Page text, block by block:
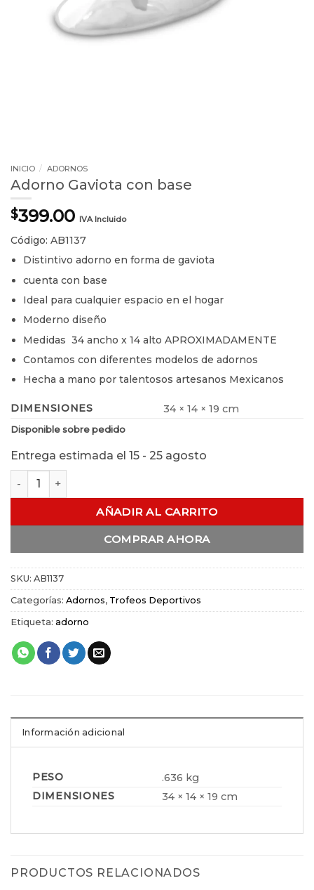
INICIO / ADORNOS
Adorno Gaviota con base
$399.00 IVA Incluido
Código: AB1137
Distintivo adorno en forma de gaviota
cuenta con base
Ideal para cualquier espacio en el hogar
Moderno diseño
Medidas 34 ancho x 14 alto APROXIMADAMENTE
Contamos con diferentes modelos de adornos
Hecha a mano por talentosos artesanos Mexicanos
DIMENSIONES 34 × 14 × 19 cm
Disponible sobre pedido
Entrega estimada el 15 - 25 agosto
Adorno Gaviota con base cantidad
AÑADIR AL CARRITO
COMPRAR AHORA
SKU: AB1137
Categorías: Adornos, Trofeos Deportivos
Etiqueta: adorno
Información adicional
PESO
.636 kg
DIMENSIONES
34 × 14 × 19 cm
PRODUCTOS RELACIONADOS